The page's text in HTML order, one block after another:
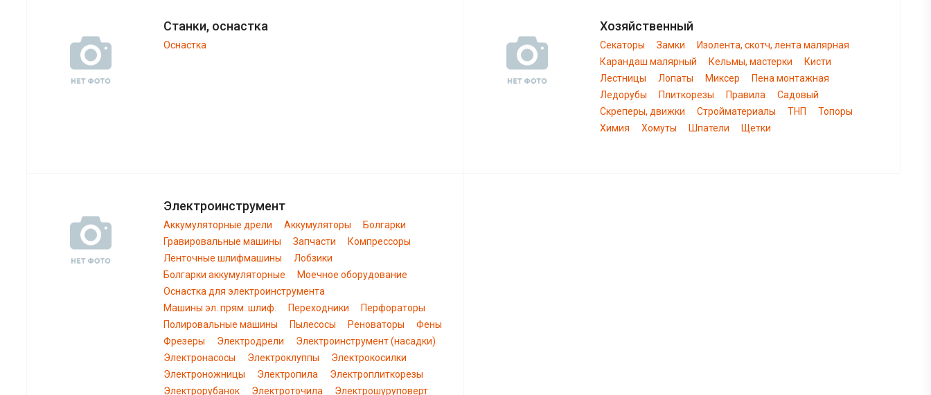
Станки, оснастка
Оснастка
Хозяйственный
Секаторы Замки
Изолента, скотч, лента малярная
Карандаш малярный
Кельмы, мастерки
Кисти
Лестницы
Лопаты Миксер
Пена монтажная
Ледорубы
Плиткорезы Правила
Садовый
Скреперы, движки
Стройматериалы ТНП
Топоры
Химия
Хомуты Шпатели Щетки
Электроинструмент
Аккумуляторные дрели Аккумуляторы
Болгарки
Гравировальные машины
Запчасти
Компрессоры
Ленточные шлифмашины
Лобзики
Болгарки аккумуляторные
Моечное оборудование
Оснастка для электроинструмента
Машины эл. прям. шлиф.
Переходники
Перфораторы
Полировальные машины
Пылесосы Реноваторы
Фены
Фрезеры
Электродрели
Электроинструмент (насадки)
Электронасосы
Электроклуппы
Электрокосилки
Электроножницы
Электропила
Электроплиткорезы
Электрорубанок
Электроточила
Электрошуруповерт